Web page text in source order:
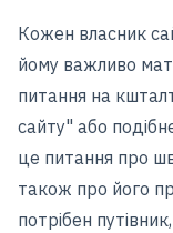
Кожен власник
йому важливо
питання на
сайту" або
це питання про
також про його
потрібен